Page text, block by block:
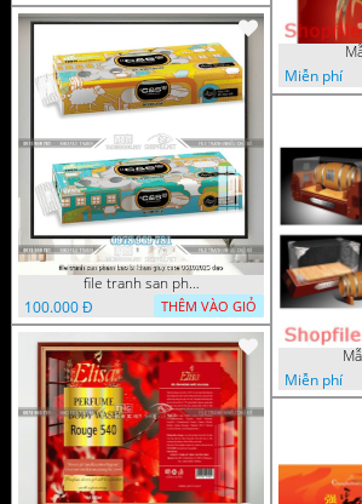
file tranh san pham bao bi khan giay cute
100.000 Đ
THÊM VÀO GIỎ
Miễn phí
Miễn phí